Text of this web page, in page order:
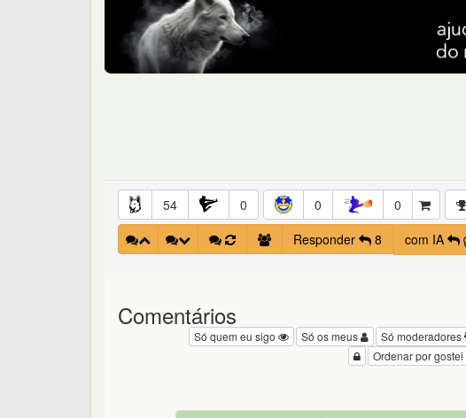
54 0 0 0
Responder
8 com IA
Comentários
Só moderadores
Só os meus
Só quem eu sigo
Ordenar por gostei